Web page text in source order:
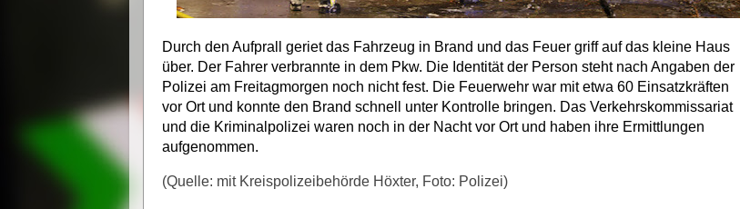
Durch den Aufprall geriet das Fahrzeug in Brand und das Feuer griff auf das kleine Haus
über. Der Fahrer verbrannte in dem Pkw. Die Identität der Person steht nach Angaben der
Polizei am Freitagmorgen noch nicht fest. Die Feuerwehr war mit etwa 60 Einsatzkräften
vor Ort und konnte den Brand schnell unter Kontrolle bringen. Das Verkehrskommissariat
und die Kriminalpolizei waren noch in der Nacht vor Ort und haben ihre Ermittlungen
aufgenommen.
(Quelle: mit Kreispolizeibehörde Höxter, Foto: Polizei)